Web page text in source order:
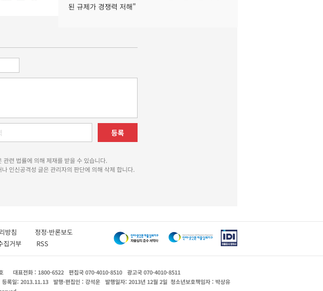
된 규제가 경쟁력 저해"
등록
련 법률에 의해 제재를 받을 수 있습니다.
인신공격성 글은 관리자의 판단에 의해 삭제 합니다.
리방침 정정·반론보도
집거부 RSS
대표전화 : 1800-6522 편집국 070-4010-8510
광고국 070-4010-8511
등록일: 2013.11.13 발행·편집인 : 강석운 발행일자: 2013년 12월 2일 청소년보호책임자 : 박상유